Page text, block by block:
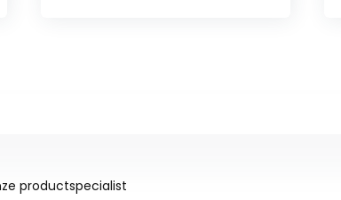
productspecialist